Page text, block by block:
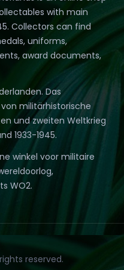
with main
Collectors can find
uniforms,
award documents,
Das
militärhistorische
und zweiten Weltkrieg
1933-1945.
winkel voor militaire
WO2.
reserved.